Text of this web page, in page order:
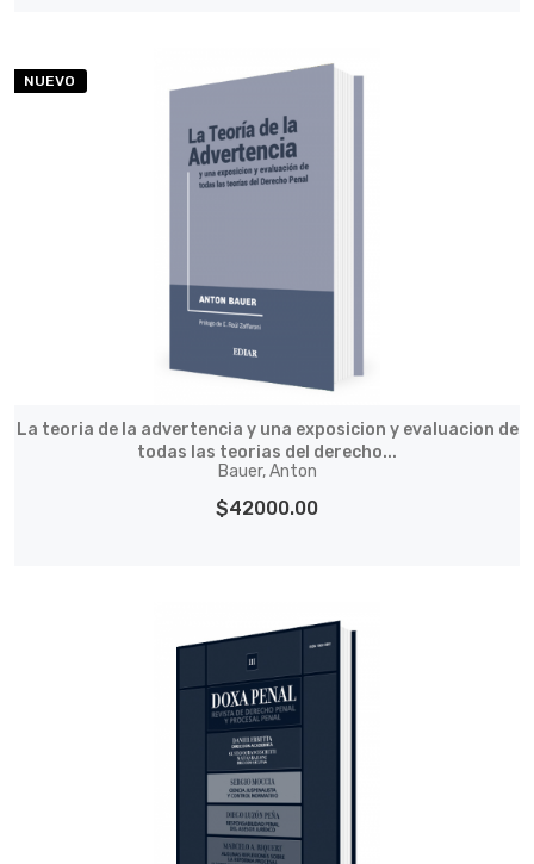
NUEVO
La teoria de la advertencia y una exposicion y evaluacion de
todas las teorias del derecho...
Bauer, Anton
$42000.00